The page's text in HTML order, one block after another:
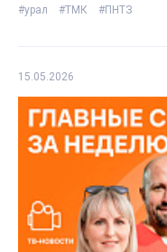
#урал #ТМК #ПНТЗ
15.05.2026